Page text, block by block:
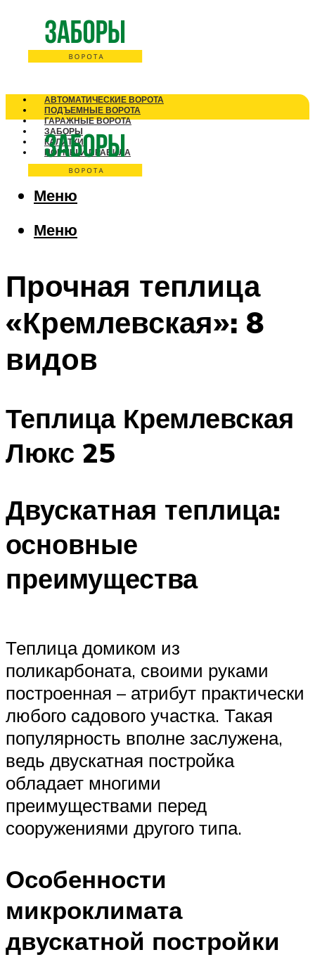
АВТОМАТИЧЕСКИЕ ВОРОТА
ПОДЪЕМНЫЕ ВОРОТА
ГАРАЖНЫЕ ВОРОТА
ЗАБОРЫ
КАЛИТКИ
НОРМЫ И ПРАВИЛА
Меню
Меню
Прочная теплица
«Кремлевская»: 8
видов
Теплица Кремлевская
Люкс 25
Двускатная теплица:
основные
преимущества
Теплица домиком из
поликарбоната, своими руками
построенная – атрибут практически
любого садового участка. Такая
популярность вполне заслужена,
ведь двускатная постройка
обладает многими
преимуществами перед
сооружениями другого типа.
Особенности
микроклимата
двускатной постройки